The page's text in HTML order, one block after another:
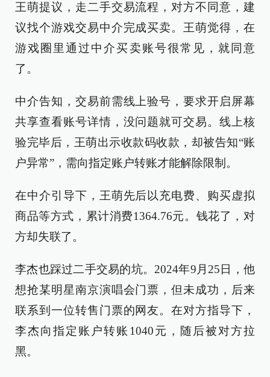
王萌提议，走二手交易流程，对方不同意，建
议找个游戏交易中介完成买卖。王萌觉得，在
游戏圈里通过中介买卖账号很常见，就同意
了。
中介告知，交易前需线上验号，要求开启屏幕
共享查看账号详情，没问题就可交易。线上核
验完毕后，王萌出示收款码收款，却被告知“账
户异常”，需向指定账户转账才能解除限制。
在中介引导下，王萌先后以充电费、购买虚拟
商品等方式，累计消费1364.76元。钱花了，对
方却失联了。
李杰也踩过二手交易的坑。2024年9月25日，他
想抢某明星南京演唱会门票，但未成功，后来
联系到一位转售门票的网友。在对方指导下，
李杰向指定账户转账1040元，随后被对方拉
黑。